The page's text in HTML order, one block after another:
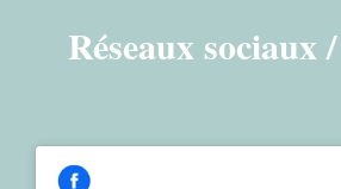
Réseaux sociaux